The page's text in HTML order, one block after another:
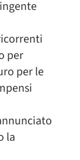
per
per le
la